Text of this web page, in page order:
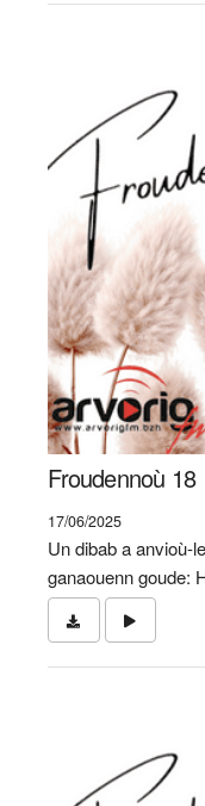
Froudennoù 18
17/06/2025
Un dibab a anvioù-
ganaouenn goude: